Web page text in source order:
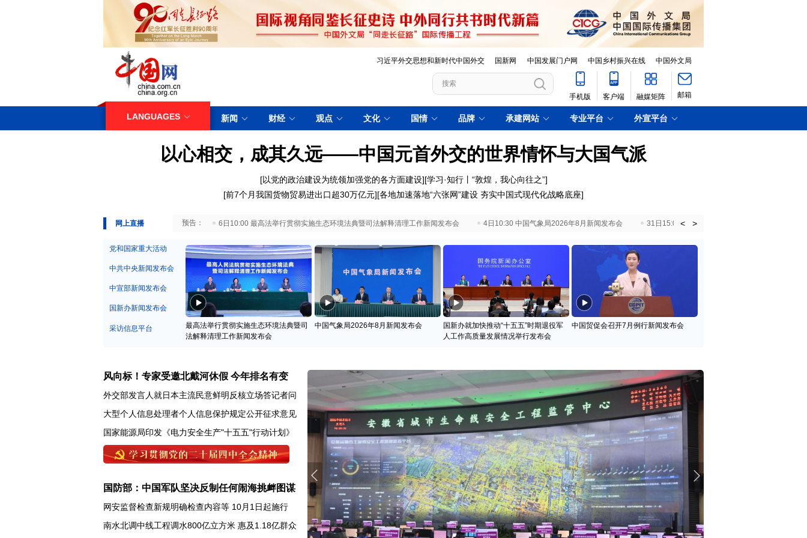
习近平外交思想和新时代中国外交 国新网 中国发展门户网 中国乡村振兴在线 中国外文局
手机版 客户端 融媒矩阵 邮箱
LANGUAGES 新闻 财经 观点 文化 国情 品牌 承建网站 专业平台 外宣平台
以心相交，成其久远——中国元首外交的世界情怀与大国气派
[以党的政治建设为统领加强党的各方面建设][学习·知行丨“敦煌，我心向往之”]
[前7个月我国货物贸易进出口超30万亿元][各地加速落地“六张网”建设 夯实中国式现代化战略底座]
网上直播
29日10:00 国务院台湾事务办公室7月29日举行新闻发布会 6日10:00 最高法举行贯彻实施生态环境法典暨司法解释清理工作新闻发布会 4日10:30 中国气象局2026年8月新闻发布会 31日15:00 国新办就加快推动“十五五”时期退役
< >
党和国家重大活动
中共中央新闻发布会
中宣部新闻发布会
国新办新闻发布会
采访信息平台
最高法举行贯彻实施生态环境法典暨司
法解释清理工作新闻发布会
中国气象局2026年8月新闻发布会
国新办就加快推动“十五五”时期退役军
人工作高质量发展情况举行发布会
中国贸促会召开7月例行新闻发布会
风向标！专家受邀北戴河休假 今年排名有变
外交部发言人就日本主流民意鲜明反核立场答记者问
大型个人信息处理者个人信息保护规定公开征求意见
国家能源局印发《电力安全生产"十五五"行动计划》
国防部：中国军队坚决反制任何闹海挑衅图谋
网安监督检查新规明确检查内容等 10月1日起施行
南水北调中线工程调水800亿立方米 惠及1.18亿群众